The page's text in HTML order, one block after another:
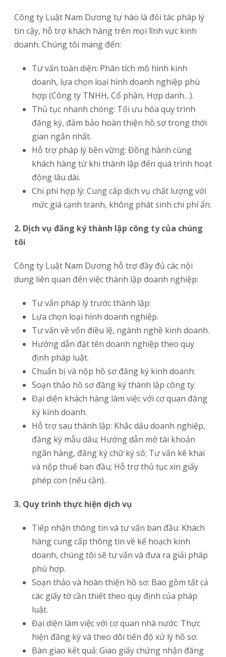
Công ty Luật Nam Dương tự hào là đối tác pháp lý
tin cậy, hỗ trợ khách hàng trên mọi lĩnh vực kinh
doanh. Chúng tôi mang đến:
Tư vấn toàn diện: Phân tích mô hình kinh
doanh, lựa chọn loại hình doanh nghiệp phù
hợp (Công ty TNHH, Cổ phần, Hợp danh…).
Thủ tục nhanh chóng: Tối ưu hóa quy trình
đăng ký, đảm bảo hoàn thiện hồ sơ trong thời
gian ngắn nhất.
Hỗ trợ pháp lý bền vững: Đồng hành cùng
khách hàng từ khi thành lập đến quá trình hoạt
động lâu dài.
Chi phí hợp lý: Cung cấp dịch vụ chất lượng với
mức giá cạnh tranh, không phát sinh chi phí ẩn.
2. Dịch vụ đăng ký thành lập công ty của chúng
tôi
Công ty Luật Nam Dương hỗ trợ đầy đủ các nội
dung liên quan đến việc thành lập doanh nghiệp:
Tư vấn pháp lý trước thành lập:
Lựa chọn loại hình doanh nghiệp.
Tư vấn về vốn điều lệ, ngành nghề kinh doanh.
Hướng dẫn đặt tên doanh nghiệp theo quy
định pháp luật.
Chuẩn bị và nộp hồ sơ đăng ký kinh doanh:
Soạn thảo hồ sơ đăng ký thành lập công ty.
Đại diện khách hàng làm việc với cơ quan đăng
ký kinh doanh.
Hỗ trợ sau thành lập: Khắc dấu doanh nghiệp,
đăng ký mẫu dấu; Hướng dẫn mở tài khoản
ngân hàng, đăng ký chữ ký số; Tư vấn kê khai
và nộp thuế ban đầu; Hỗ trợ thủ tục xin giấy
phép con (nếu cần).
3. Quy trình thực hiện dịch vụ
Tiếp nhận thông tin và tư vấn ban đầu: Khách
hàng cung cấp thông tin về kế hoạch kinh
doanh, chúng tôi sẽ tư vấn và đưa ra giải pháp
phù hợp.
Soạn thảo và hoàn thiện hồ sơ: Bao gồm tất cả
các giấy tờ cần thiết theo quy định của pháp
luật.
Đại diện làm việc với cơ quan nhà nước: Thực
hiện đăng ký và theo dõi tiến độ xử lý hồ sơ.
Bàn giao kết quả: Giao giấy chứng nhận đăng